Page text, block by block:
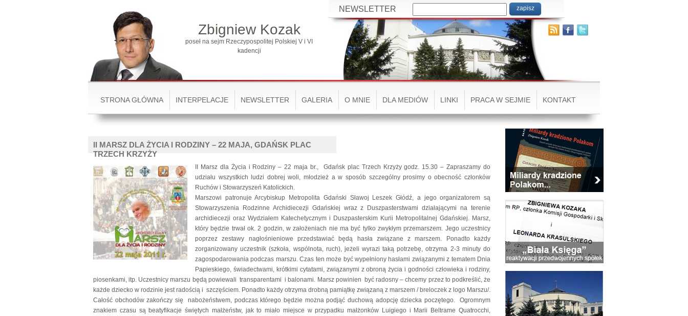
Zbigniew Kozak
poseł na sejm Rzeczypospolitej Polskiej V i VI
kadencji
NEWSLETTER
STRONA GŁÓWNA INTERPELACJE NEWSLETTER GALERIA O MNIE DLA MEDIÓW LINKI PRACA W SEJMIE KONTAKT
II MARSZ DLA ŻYCIA I RODZINY – 22 MAJA, GDAŃSK PLAC
TRZECH KRZYŻY
II Marsz dla Życia i Rodziny – 22 maja br., Gdańsk plac Trzech Krzyży godz. 15.30 – Zapraszamy do
udziału wszystkich ludzi dobrej woli, młodzież a w sposób szczególny prosimy o obecność członków
Ruchów i Stowarzyszeń Katolickich.
Marszowi patronuje Arcybiskup Metropolita Gdański Sławoj Leszek Głódź, a jego organizatorem są
Stowarzyszenia Rodzinne Archidiecezji Gdańskiej wraz z Duszpasterstwami działającymi na terenie
archidiecezji oraz Wydziałem Katechetycznym i Duszpasterskim Kurii Metropolitalnej Gdańskiej. Marsz,
który będzie trwał ok. 2 godzin, w założeniach nie ma być tylko zwykłym przemarszem. Jego uczestnicy
poprzez zestawy nagłośnieniowe przedstawiać będą hasła związane z marszem. Ponadto każdy
zorganizowany uczestnik (szkoła, wspólnota, ruch), jeżeli wyrazi taką potrzebę, otrzyma 2-3 minuty do
zagospodarowania podczas marszu. Czas ten może być wypełniony hasłami związanymi z tematem Dnia
Papieskiego, świadectwami, krótkimi cytatami, związanymi z obroną życia i godności człowieka i rodziny,
piosenkami, itp. Uczestnicy marszu będą powiewali transparentami i balonami. Marsz powinien być radosny – chcemy przez to podkreślić, że
każde dziecko w rodzinie jest radością i szczęściem. Ponadto każdy otrzyma drobną pamiątkę związaną z marszem / breloczek z logo Marszu/.
Całość obchodów zakończy się nabożeństwem, podczas którego będzie można podjąć duchową adopcję dziecka poczętego. Ogromnym
znakiem czasu są beatyfikacje świętych małżeństw, jak to miało miejsce w przypadku małżonków Luigiego i Marii Beltrame Quatrocchi,